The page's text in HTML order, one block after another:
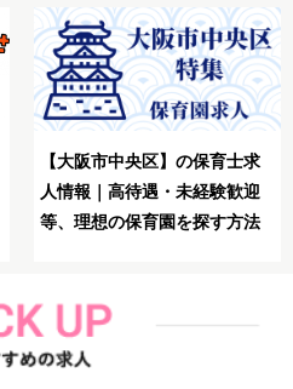
【大阪市生野区】保育士が理
想の求人を探す方法